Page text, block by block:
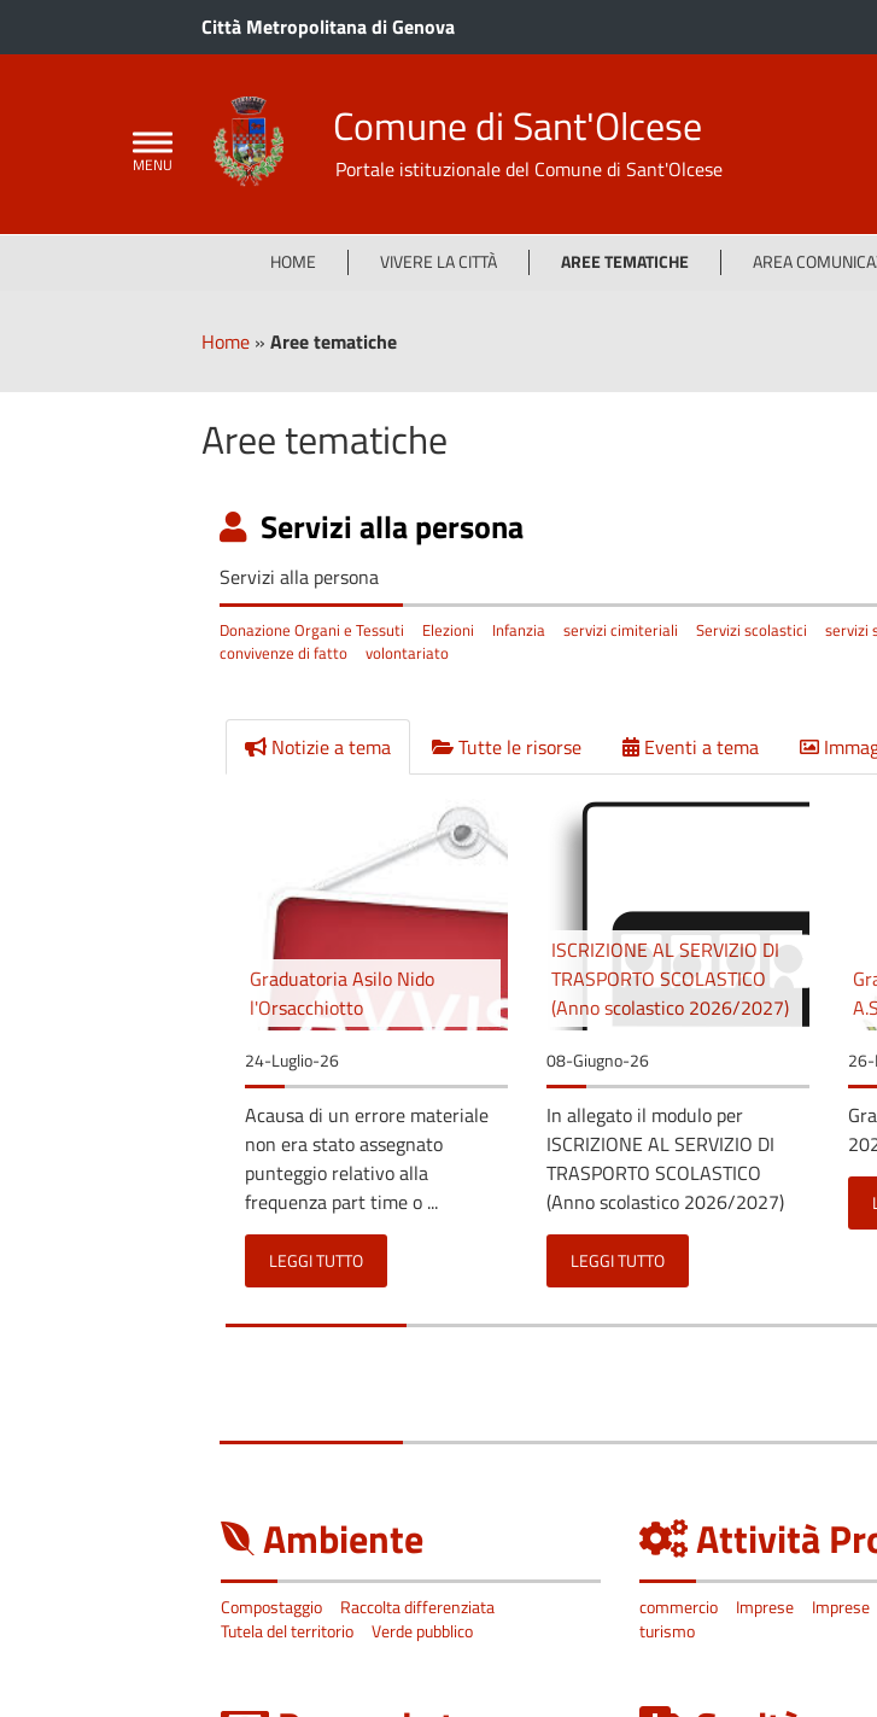
Città Metropolitana di Genova
Comune di Sant'Olcese
Portale istituzionale del Comune di Sant'Olcese
HOME VIVERE LA CITTÀ AREE TEMATICHE AREA
Home » Aree tematiche
Aree tematiche
Servizi alla persona
Servizi alla persona
Donazione Organi e Tessuti Elezioni Infanzia servizi cimiteriali Servizi scolastici servizi
convivenze di fatto
volontariato
Notizie a tema Tutte le risorse Eventi a tema
Graduatoria Asilo Nido
l'Orsacchiotto
24-Luglio-26
Acausa di un errore materiale
non era stato assegnato
punteggio relativo alla
frequenza part time o ...
LEGGI TUTTO
ISCRIZIONE AL SERVIZIO DI
TRASPORTO SCOLASTICO
(Anno scolastico 2026/2027)
08-Giugno-26
In allegato il modulo per
ISCRIZIONE AL SERVIZIO DI
TRASPORTO SCOLASTICO
(Anno scolastico 2026/2027)
LEGGI TUTTO
Ambiente
Compostaggio
Raccolta differenziata
Tutela del territorio
Verde pubblico
Attività
commercio Imprese Imprese
turismo